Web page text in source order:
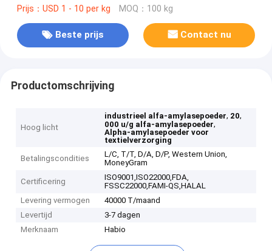
Prijs：USD 1 - 10 per kg MOQ：100 kg
Beste prijs Contact nu
Productomschrijving
Hoog licht
industrieel alfa-amylasepoeder, 20,
000 u/g alfa-amylasepoeder,
Alpha-amylasepoeder voor
textielverzorging
Betalingscondities
L/C, T/T, D/A, D/P, Western Union,
MoneyGram
Certificering
ISO9001,ISO22000,FDA,
FSSC22000,FAMI-QS,HALAL
Levering vermogen
40000 T/maand
Levertijd
3-7 dagen
Merknaam
Habio